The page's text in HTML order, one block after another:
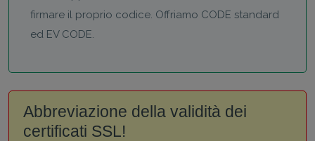
firmare il proprio codice. Offriamo CODE standard
ed EV CODE.
Abbreviazione della validità dei
certificati SSL!